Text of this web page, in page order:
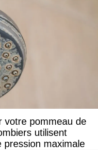
votre pommeau de
utilisent
maximale